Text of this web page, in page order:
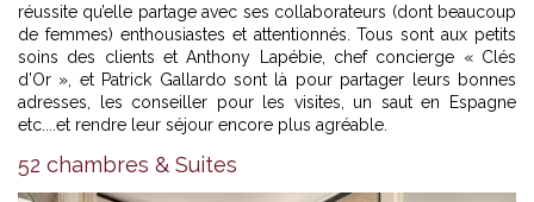
réussite qu’elle partage avec ses collaborateurs (dont beaucoup
de femmes) enthousiastes et attentionnés. Tous sont aux petits
soins des clients et Anthony Lapébie, chef concierge « Clés
d’Or », et Patrick Gallardo sont là pour partager leurs bonnes
adresses, les conseiller pour les visites, un saut en Espagne
etc....et rendre leur séjour encore plus agréable.
52 chambres & Suites